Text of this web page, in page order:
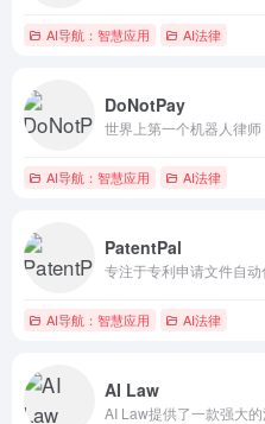
AI导航：智慧应用 AI法律
DoNotPay
AI导航：智慧应用 AI法律
PatentPal
AI导航：智慧应用 AI法律
AI Law
AI Law提供了一款强大